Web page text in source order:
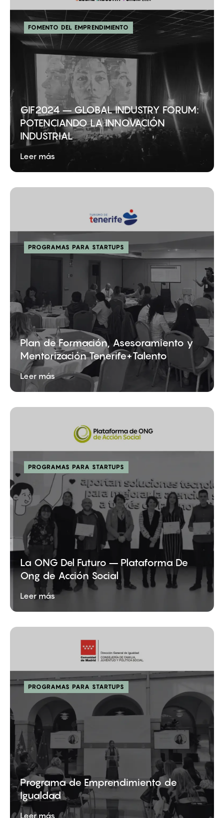
FOMENTO DEL EMPRENDIMIENTO
GIF2024 – GLOBAL INDUSTRY FORUM:
POTENCIANDO LA INNOVACIÓN
INDUSTRIAL
Leer más
PROGRAMAS PARA STARTUPS
Plan de Formación, Asesoramiento y
Mentorización Tenerife+Talento
Leer más
PROGRAMAS PARA STARTUPS
La ONG Del Futuro – Plataforma De
Ong de Acción Social
Leer más
PROGRAMAS PARA STARTUPS
Programa de Emprendimiento de
Igualdad
Leer más